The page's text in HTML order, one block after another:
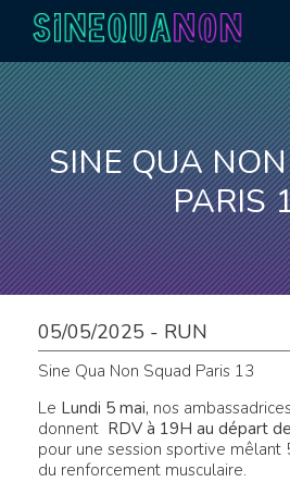
Aller au contenu
SINE QUA
PARIS
05/05/2025 - RUN
Sine Qua Non Squad Paris 13
Le Lundi 5 mai, nos
donnent RDV à 19H au départ
pour une session sportive mêlant
du renforcement musculaire.